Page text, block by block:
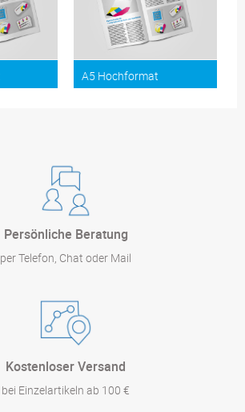
A5 Hochformat
Persönliche Beratung
per Telefon, Chat oder Mail
Kostenloser Versand
bei Einzelartikeln ab 100 €